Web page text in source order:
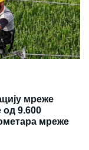
мреже
9.600
мреже